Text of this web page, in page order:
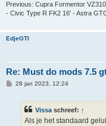
Previous: Cupra Formentor
- Civic Type R FK2 16' - Astra
EdjeGTI
Re: Must do mods 7.5
B28 jan 2023, 12:24
Vissa schreef: ↑
Als je het standaard